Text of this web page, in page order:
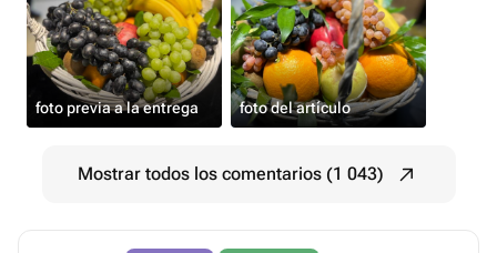
foto previa a la entrega foto del artículo
Mostrar todos los comentarios (1 043)